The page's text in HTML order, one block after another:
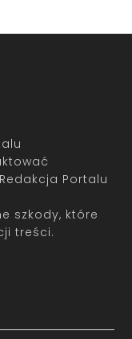
Portalu
szkody, które
treści.